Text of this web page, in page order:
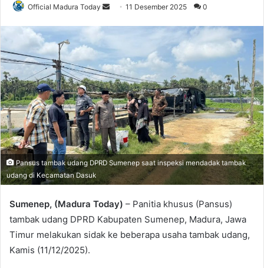
Official Madura Today
d
a
n
e
m
a
l
11 Desember 2025 0
Pansus tambak udang DPRD Sumenep saat inspeksi mendadak tambak
udang di Kecamatan Dasuk
Sumenep, (Madura Today) – Panitia khusus (Pansus)
tambak udang DPRD Kabupaten Sumenep, Madura, Jawa
Timur melakukan sidak ke beberapa usaha tambak udang,
Kamis (11/12/2025).